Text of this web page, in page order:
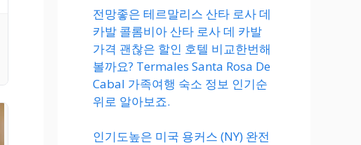
전망좋은 테르말리스 산타 로사 데
카발 콜롬비아 산타 로사 데 카발
가격 괜찮은 할인 호텔 비교한번해
볼까요? Termales Santa Rosa De
Cabal 가족여행 숙소 정보 인기순
위로 알아보죠.
인기도높은 미국 용커스 (NY) 완전